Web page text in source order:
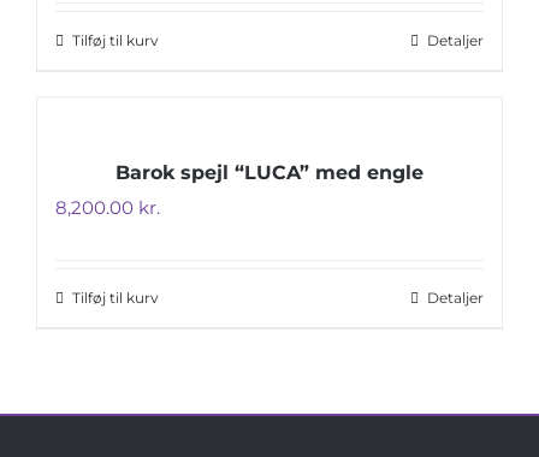
Tilføj til kurv Detaljer
Barok spejl “LUCA” med engle
8,200.00 kr.
Tilføj til kurv Detaljer